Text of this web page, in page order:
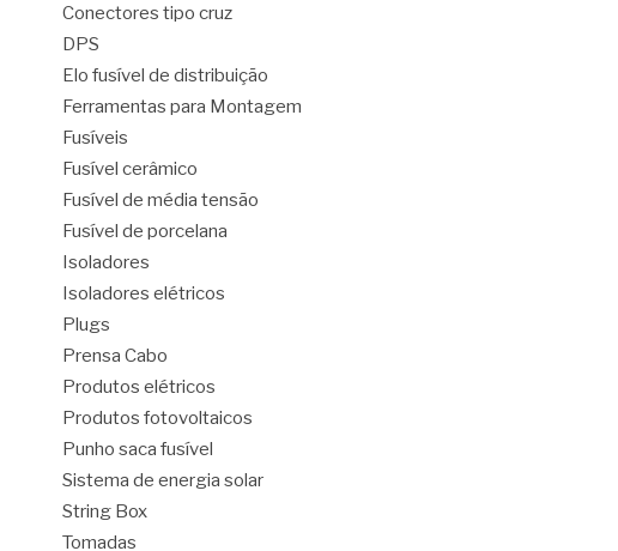
Conectores tipo cruz
DPS
Elo fusível de distribuição
Ferramentas para Montagem
Fusíveis
Fusível cerâmico
Fusível de média tensão
Fusível de porcelana
Isoladores
Isoladores elétricos
Plugs
Prensa Cabo
Produtos elétricos
Produtos fotovoltaicos
Punho saca fusível
Sistema de energia solar
String Box
Tomadas